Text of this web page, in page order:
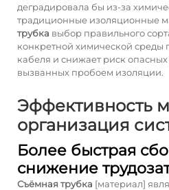
деградировала бы из-за
традиционные изоляционные
трубка выбор правильного
конкретной химической среды
кабеля и снижает риск опасных
вызванных пробоем изоляции.
Эффективность
организация
Более быстрая
снижение
Съёмная трубка [материал]